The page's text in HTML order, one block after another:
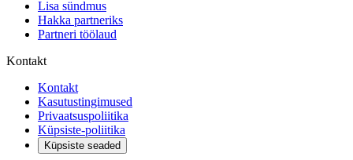
Lisa sündmus
Hakka partneriks
Partneri töölaud
Kontakt
Kontakt
Kasutustingimused
Privaatsuspoliitika
Küpsiste-poliitika
Küpsiste seaded